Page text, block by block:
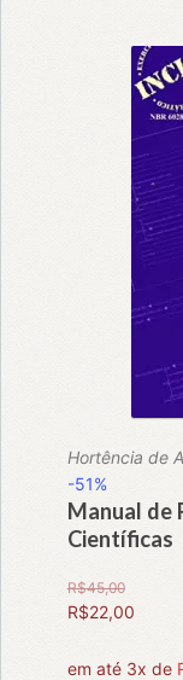
Hortência de
-51%
Manual de
Científicas
R$45,00
O
original
R$22,00
preço
em até 3x de